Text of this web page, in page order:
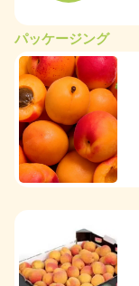
パッケージング